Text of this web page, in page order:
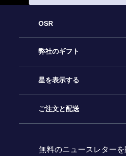
OSR
カスタマーサービス
お問い合わせ
ブログ
弊社のギフト
Online Starギフト
OSRギフトパック
星を表示する
星の登録
ご注文と配送
無料のニュースレター